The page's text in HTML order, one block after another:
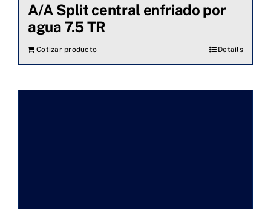
A/A Split central enfriado por
agua 7.5 TR
Cotizar producto Details